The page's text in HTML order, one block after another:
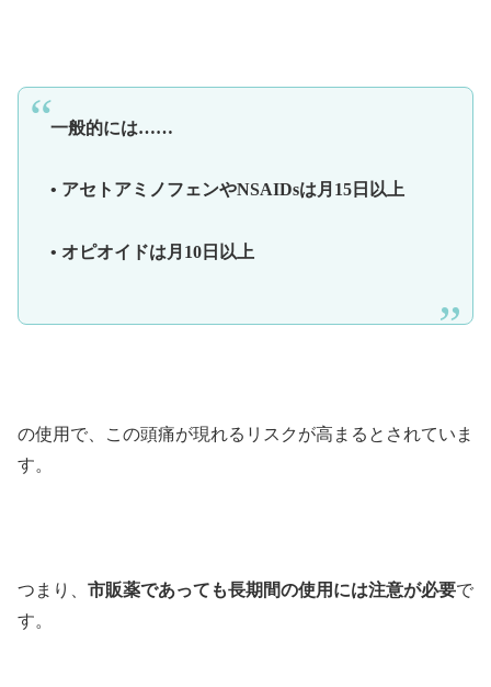
一般的には……
• アセトアミノフェンやNSAIDsは月15日以上
• オピオイドは月10日以上
の使用で、この頭痛が現れるリスクが高まるとされていま
す。
つまり、 市販薬であっても長期間の使用には注意が必要で
す。